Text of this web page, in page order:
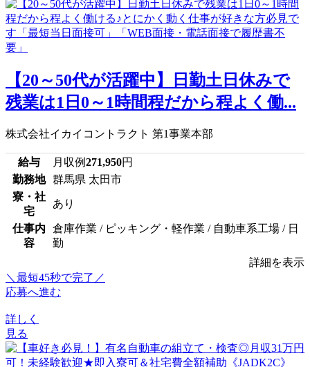
【20～50代が活躍中】日勤土日休みで
残業は1日0～1時間程だから程よく働...
株式会社イカイコントラクト 第1事業本部
給与 月収例271,950円
勤務地
群馬県 太田市
寮・社
宅
あり
仕事内
容
倉庫作業 / ピッキング・軽作業 / 自動車系工場 / 日
勤
詳細を表示
＼最短45秒で完了／
応募へ進む
詳しく
見る